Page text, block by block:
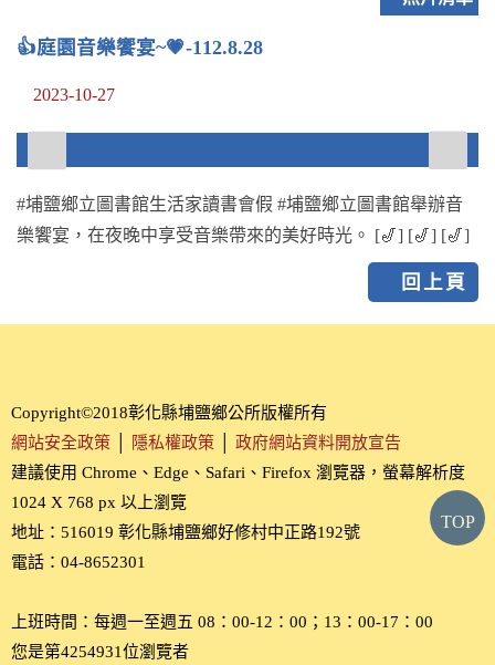
👍庭園音樂饗宴~💗-112.8.28
2023-10-27
#埔鹽鄉立圖書館生活家讀書會假 #埔鹽鄉立圖書館舉辦音
樂饗宴，在夜晚中享受音樂帶來的美好時光。 [🎷] [🎷] [🎷]
回上頁
Copyright©2018彰化縣埔鹽鄉公所版權所有
網站安全政策
隱私權政策
政府網站資料開放宣告
建議使用 Chrome、Edge、Safari、Firefox 瀏覽器，螢幕解析度
1024 X 768 px 以上瀏覽
地址：516019 彰化縣埔鹽鄉好修村中正路192號
電話：04-8652301
上班時間：每週一至週五 08：00-12：00；13：00-17：00
您是第4254931位瀏覽者
TOP